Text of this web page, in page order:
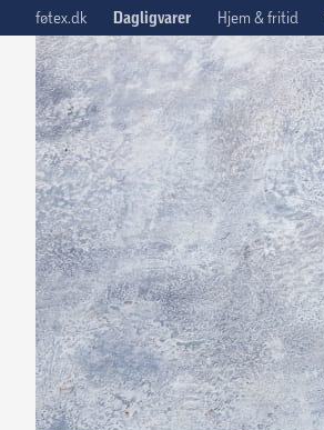
føtex.dk Dagligvarer Hjem & fritid
Tilbage til opskrifter